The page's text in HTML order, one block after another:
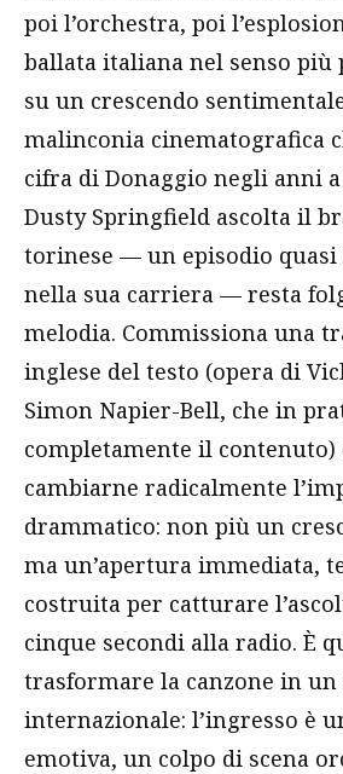
poi l’orchestra, poi
ballata italiana nel senso più
su un crescendo
malinconia cinematografica
cifra di Donaggio negli anni
Dusty Springfield ascolta il
torinese — un episodio quasi
nella sua carriera — resta
melodia. Commissiona una
inglese del testo (opera di
Simon Napier-Bell, che in
completamente il contenuto)
cambiarne radicalmente
drammatico: non più un
ma un’apertura immediata,
costruita per catturare
cinque secondi alla radio. È
trasformare la canzone in un
internazionale: l’ingresso è
emotiva, un colpo di scena